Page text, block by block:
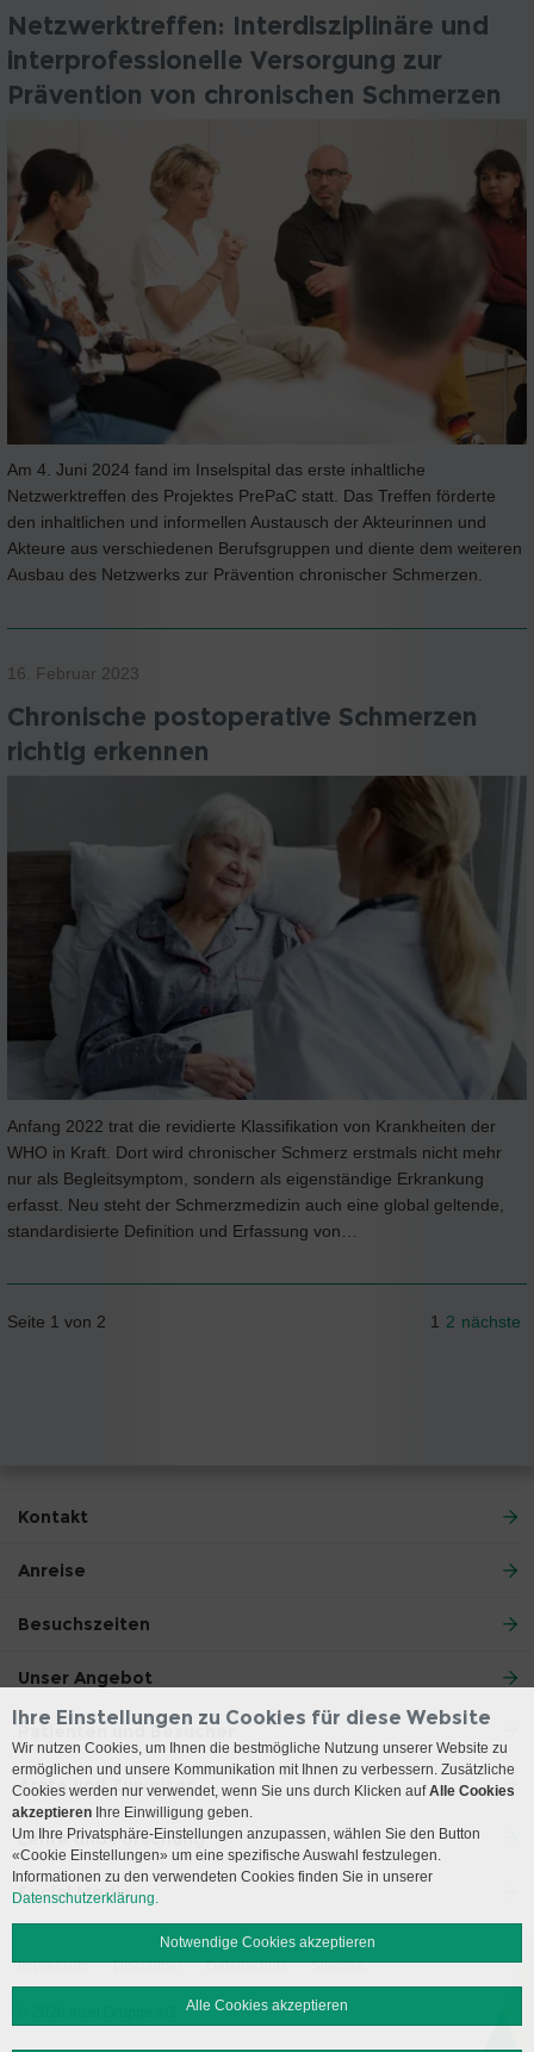
Netzwerktreffen: Interdisziplinäre und
interprofessionelle Versorgung zur
Prävention von chronischen Schmerzen
Am 4. Juni 2024 fand im Inselspital das erste inhaltliche
Netzwerktreffen des Projektes PrePaC statt. Das Treffen förderte
den inhaltlichen und informellen Austausch der Akteurinnen und
Akteure aus verschiedenen Berufsgruppen und diente dem weiteren
Ausbau des Netzwerks zur Prävention chronischer Schmerzen.
16. Februar 2023
Chronische postoperative Schmerzen
richtig erkennen
Anfang 2022 trat die revidierte Klassifikation von Krankheiten der
WHO in Kraft. Dort wird chronischer Schmerz erstmals nicht mehr
nur als Begleitsymptom, sondern als eigenständige Erkrankung
erfasst. Neu steht der Schmerzmedizin auch eine global geltende,
standardisierte Definition und Erfassung von…
Seite 1 von 2 1 2 nächste
Kontakt
Anreise
Besuchszeiten
Unser Angebot
Patienten und Besucher
Ärzte und Zuweiser
Lehre und Forschung
Social Media
Impressum Disclaimer Datenschutz Sitemap
Ihre Einstellungen zu Cookies für diese Website
Wir nutzen Cookies, um Ihnen die bestmögliche Nutzung unserer Website zu
ermöglichen und unsere Kommunikation mit Ihnen zu verbessern. Zusätzliche
Cookies werden nur verwendet, wenn Sie uns durch Klicken aufAlle Cookies
akzeptieren Ihre Einwilligung geben.
Um Ihre Privatsphäre-Einstellungen anzupassen, wählen Sie den Button
«Cookie Einstellungen» um eine spezifische Auswahl festzulegen.
Informationen zu den verwendeten Cookies finden Sie in unserer
Datenschutzerklärung.
Notwendige Cookies akzeptieren
Alle Cookies akzeptieren